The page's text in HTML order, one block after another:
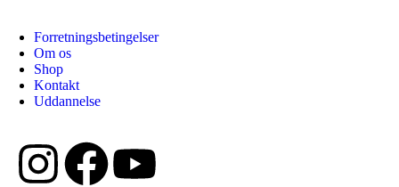
Forretningsbetingelser
Om os
Shop
Kontakt
Uddannelse